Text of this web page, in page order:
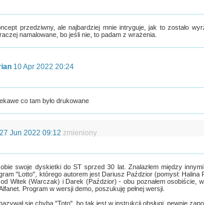
przedziwny, ale najbardziej mnie intryguje, jak to zostało
namalowane, bo jeśli nie, to padam z wrażenia.
10 Apr 2022 20:24
co tam było drukowane
27 Jun 2022 09:12 zmieniony
swoje dyskietki do ST sprzed 30 lat. Znalazłem między
"Lotto", którego autorem jest Dariusz Paździor (pomysł:
Witek (Warczak) i Darek (Paździor) - obu poznałem osobiście,
Program w wersji demo, poszukuję pełnej wersji.
się chyba "Toto", bo tak jest w instrukcji obsługi, pewnie